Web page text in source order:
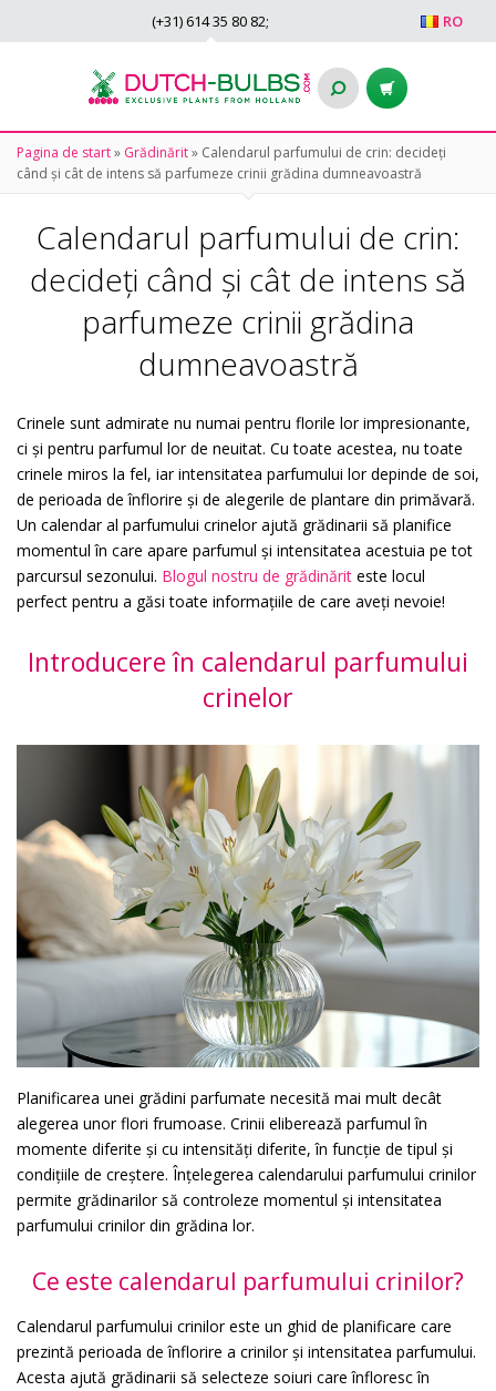
RO
(+31) 614 35 80 82;
Pagina de start» Grădinărit» Calendarul parfumului de crin: decideți
când și cât de intens să parfumeze crinii grădina dumneavoastră
Calendarul parfumului de crin:
decideți când și cât de intens să
parfumeze crinii grădina
dumneavoastră
Crinele sunt admirate nu numai pentru florile lor impresionante,
ci și pentru parfumul lor de neuitat. Cu toate acestea, nu toate
crinele miros la fel, iar intensitatea parfumului lor depinde de soi,
de perioada de înflorire și de alegerile de plantare din primăvară.
Un calendar al parfumului crinelor ajută grădinarii să planifice
momentul în care apare parfumul și intensitatea acestuia pe tot
parcursul sezonului. Blogul nostru de grădinărit este locul
perfect pentru a găsi toate informațiile de care aveți nevoie!
Introducere în calendarul parfumului
crinelor
Planificarea unei grădini parfumate necesită mai mult decât
alegerea unor flori frumoase. Crinii eliberează parfumul în
momente diferite și cu intensități diferite, în funcție de tipul și
condițiile de creștere. Înțelegerea calendarului parfumului crinilor
permite grădinarilor să controleze momentul și intensitatea
parfumului crinilor din grădina lor.
Ce este calendarul parfumului crinilor?
Calendarul parfumului crinilor este un ghid de planificare care
prezintă perioada de înflorire a crinilor și intensitatea parfumului.
Acesta ajută grădinarii să selecteze soiuri care înfloresc în